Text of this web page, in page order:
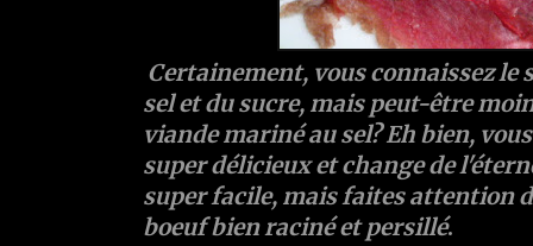
Certainement, vous connaissez le
sel et du sucre, mais peut-être
viande mariné au sel? Eh bien,
super délicieux et change de
super facile, mais faites attention
boeuf bien raciné et persillé.